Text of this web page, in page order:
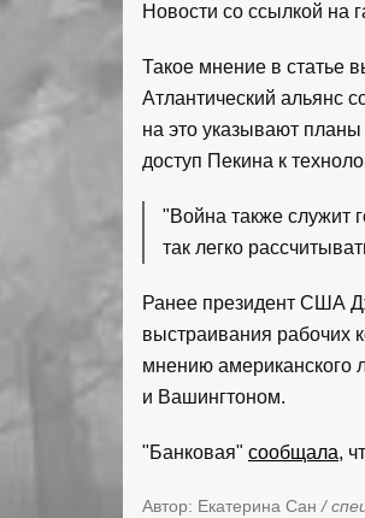
Новости со ссылкой на
Такое мнение в статье
Атлантический альянс
на это указывают
доступ Пекина к
"Война также служит
так легко
Ранее президент США
выстраивания рабочих
мнению американского
и Вашингтоном.
"Банковая" сообщала,
Автор: Екатерина Сан/